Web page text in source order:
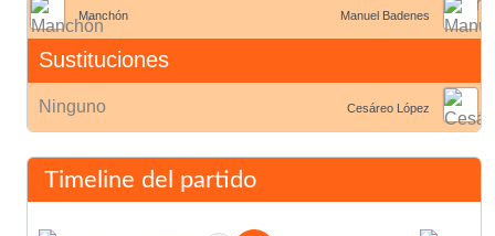
Manchón
Sustituciones
Ninguno
Manuel Badenes
Cesáreo López
Timeline del partido